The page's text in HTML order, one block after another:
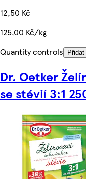
12,50 Kč
125,00 Kč/kg
Quantity controls
Přidat
Dr. Oetker
se stévií 3:1